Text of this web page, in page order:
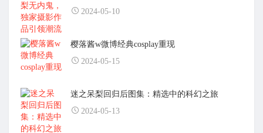
2024-05-10
樱落酱w微博经典cosplay重现
2024-05-15
迷之呆梨回归后图集：精选中的科幻之旅
2024-05-13